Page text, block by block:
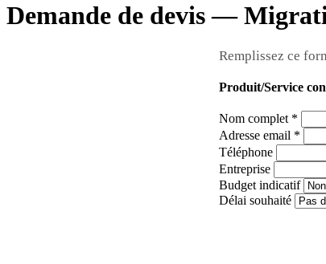
Demande de devis —
Remplissez ce
Produit/Service
Nom complet *
Adresse email *
Téléphone
Entreprise
Budget indicatif
Délai souhaité